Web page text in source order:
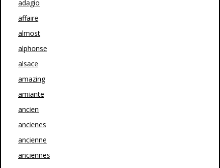
adagio
affaire
almost
alphonse
alsace
amazing
amiante
ancien
ancienes
ancienne
anciennes